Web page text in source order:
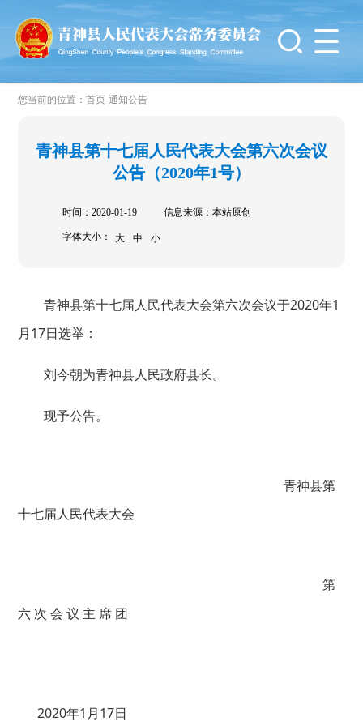
您当前的位置：首页-通知公告
青神县第十七届人民代表大会第六次会议
公告（2020年1号）
时间：2020-01-19 信息来源：本站原创
字体大小： 大 中 小
青神县第十七届人民代表大会第六次会议于2020年1
月17日选举：
刘今朝为青神县人民政府县长。
现予公告。
青神县第
十七届人民代表大会
第
六 次 会 议 主 席 团
2020年1月17日